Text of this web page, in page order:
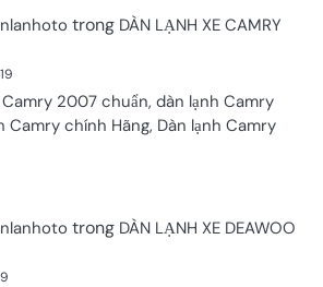
trong DÀN LẠNH XE CAMRY
Camry 2007 chuẩn, dàn lạnh Camry
Camry chính Hãng, Dàn lạnh Camry
trong DÀN LẠNH XE DEAWOO